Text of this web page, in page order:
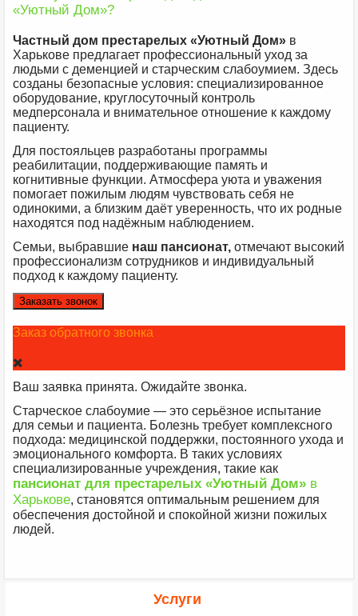
«Уютный Дом»?
Частный дом престарелых «Уютный Дом» в
Харькове предлагает профессиональный уход за
людьми с деменцией и старческим слабоумием. Здесь
созданы безопасные условия: специализированное
оборудование, круглосуточный контроль
медперсонала и внимательное отношение к каждому
пациенту.
Для постояльцев разработаны программы
реабилитации, поддерживающие память и
когнитивные функции. Атмосфера уюта и уважения
помогает пожилым людям чувствовать себя не
одинокими, а близким даёт уверенность, что их родные
находятся под надёжным наблюдением.
Семьи, выбравшие наш пансионат, отмечают высокий
профессионализм сотрудников и индивидуальный
подход к каждому пациенту.
Заказать звонок
Заказ обратного звонка
Ваш заявка принята. Ожидайте звонка.
Старческое слабоумие — это серьёзное испытание
для семьи и пациента. Болезнь требует комплексного
подхода: медицинской поддержки, постоянного ухода и
эмоционального комфорта. В таких условиях
специализированные учреждения, такие как
пансионат для престарелых «Уютный Дом» в
Харькове, становятся оптимальным решением для
обеспечения достойной и спокойной жизни пожилых
людей.
Услуги